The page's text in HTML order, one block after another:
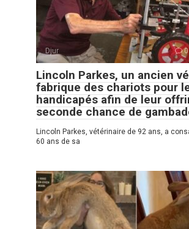
Djur 0
Lincoln Parkes, un ancien
fabrique des chariots pour
handicapés afin de leur
seconde chance de
Lincoln Parkes, vétérinaire de 92 ans, a
60 ans de sa